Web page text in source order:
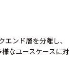
ンド層を分離し、
なユースケースに対